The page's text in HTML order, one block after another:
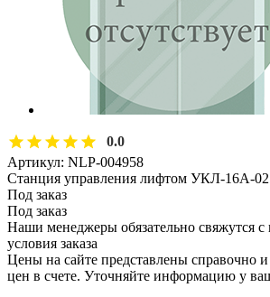
0.0
Артикул: NLP-004958
Станция управления лифтом УКЛ-16А-
Под заказ
Под заказ
Наши менеджеры обязательно свяжутся с
условия заказа
Цены на сайте представлены справочно и
цен в счете. Уточняйте информацию у